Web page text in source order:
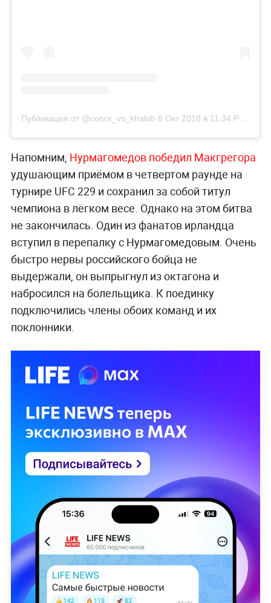
Публикация от @conor_vs_khabib 6 Окт 2018 в 11:34 PDT
Напомним, Нурмагомедов победил Макгрегора
удушающим приёмом в четвертом раунде на
турнире UFC 229 и сохранил за собой титул
чемпиона в лёгком весе. Однако на этом битва
не закончилась. Один из фанатов ирландца
вступил в перепалку с Нурмагомедовым. Очень
быстро нервы российского бойца не
выдержали, он выпрыгнул из октагона и
набросился на болельщика. К поединку
подключились члены обоих команд и их
поклонники.